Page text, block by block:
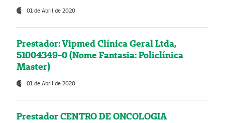
01 de Abril de 2020
Prestador: Vipmed Clínica Geral Ltda,
51004349-0 (Nome Fantasia: Policlínica
Master)
01 de Abril de 2020
Prestador CENTRO DE ONCOLOGIA